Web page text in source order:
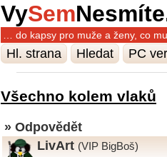
VySem
… do kapsy pro muže a ženy, co
Hl. strana Hledat PC
Všechno kolem vlaků
» Odpovědět
LivArt (VIP BigBoš)